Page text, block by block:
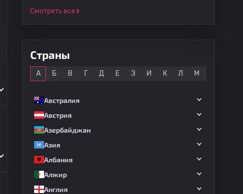
Смотреть все
Страны
А Б В Г Д Е З И К Л М
Австралия
Австрия
Азербайджан
Азия
Албания
Алжир
Англия